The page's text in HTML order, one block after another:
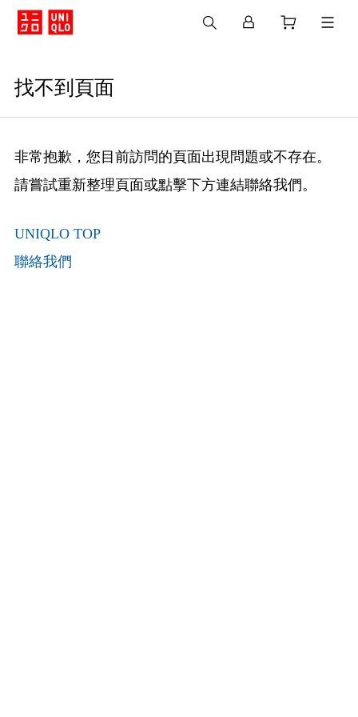
找不到頁面
非常抱歉，您目前訪問的頁面出現問題或不存在。
請嘗試重新整理頁面或點擊下方連結聯絡我們。
UNIQLO TOP
聯絡我們